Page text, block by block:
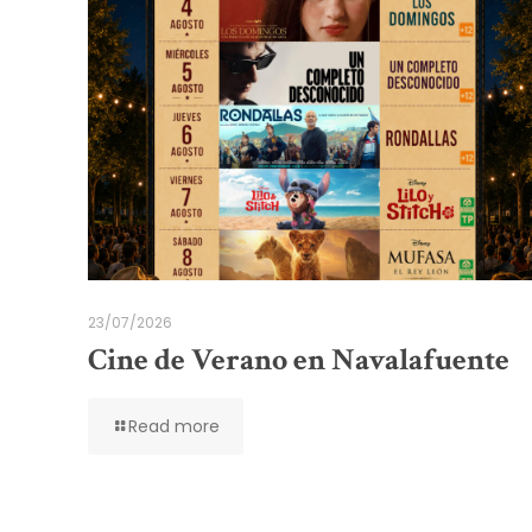
23/07/2026
Cine de Verano en Navalafuente
Read more